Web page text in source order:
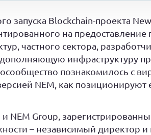
запуска Blockchain-проекта
на предоставление
частного сектора,
дополняющую инфраструктуру
познакомилось с
NEM, как позиционируют
Group,
– независимый директор и